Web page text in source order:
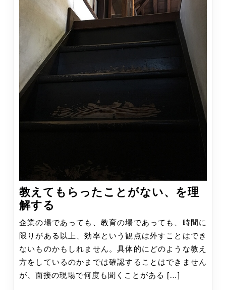
教えてもらったことがない、を理
解する
え
て
も
ら
っ
企業の場であっても、教育の場であっても、時間に
限りがある以上、効率という観点は外すことはでき
ないものかもしれません。具体的にどのような教え
方をしているのかまでは確認することはできません
が、面接の現場で何度も聞くことがある […]